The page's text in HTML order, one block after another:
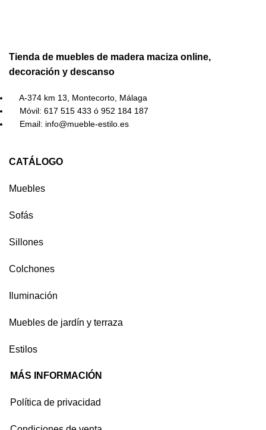
Tienda de muebles de madera maciza online,
decoración y descanso
A-374 km 13, Montecorto, Málaga
Móvil: 617 515 433 ó 952 184 187
Email: info@mueble-estilo.es
CATÁLOGO
Muebles
Sofás
Sillones
Colchones
Iluminación
Muebles de jardín y terraza
Estilos
MÁS INFORMACIÓN
Política de privacidad